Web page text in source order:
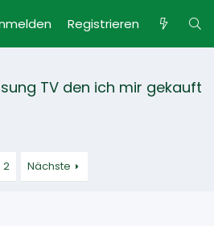
Registrieren
TV den ich mir gekauft
2 Nächste